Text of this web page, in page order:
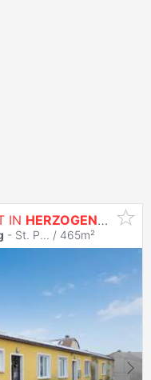
IN HERZOGENBURG
- St. P... / 465m²